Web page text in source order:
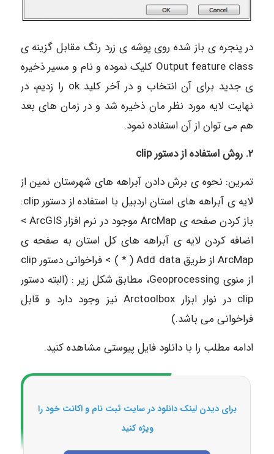
در پنجره ی باز شده روی پوشه ی زرد رنگ مقابل گزینه ی
Output feature class کلیک نموده و نام و مسیر ذخیره
ی جدید برای آن انتخاب و در آخر کلید ok را زدیم، در
نهایت لایه مورد نظر مان ذخیره شد و در زمان های بعد
هم می توان از آن استفاده نمود.
۲. روش استفاده از دستور clip
تمرین: نحوه ی برش دادن آبراهه های شهرستان نمین از
لایه ی آبراهه های استان اردبیل با استفاده از دستور clip:
باز کردن صفحه ی ArcMap موجود در نرم افزار ArcGIS >
اضافه کردن لایه ی آبراهه های کل استان به صفحه ی
ArcMap از طریق Add data ( * ) > فراخوانی دستور clip
از منوی Geoprocessing، مطابق شکل زیر : (البته دستور
clip در نوار ابزار Arctoolbox نیز وجود دارد و قابل
فراخوانی می باشد.)
ادامه مطلب را با دانلود فایل پیوستی مشاهده کنید.
برای دیدن لینک دانلود در سایت ثبت نام و اکانت خود را
ویژه کنید